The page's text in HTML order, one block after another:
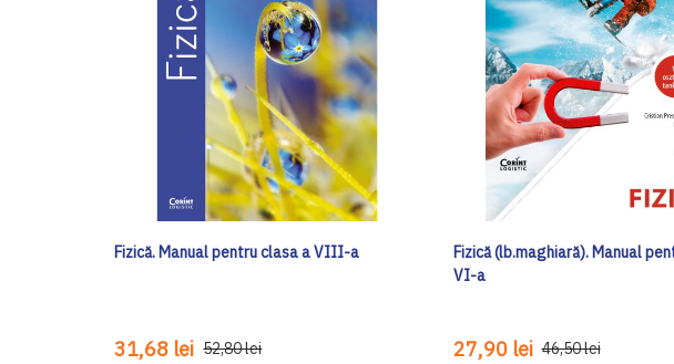
Fizică. Manual pentru clasa a VIII-a
31,68 lei 52,80 lei
Fizică (lb.maghiară). Manual
VI-a
27,90 lei 46,50 lei